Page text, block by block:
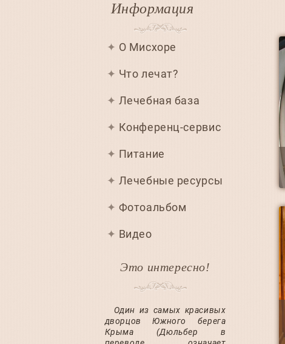
Информация
О Мисхоре
Что лечат?
Лечебная база
Конференц-сервис
Питание
Лечебные ресурсы
Фотоальбом
Видео
Это интересно!
Один из самых красивых
дворцов Южного берега
Крыма (Дюльбер в